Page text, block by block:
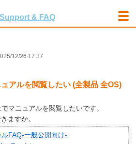
12/26 17:37
アルを閲覧したい (全製品 全OS)
マニュアルを閲覧したいです。
ますか。
FAQ-一般公開向け-